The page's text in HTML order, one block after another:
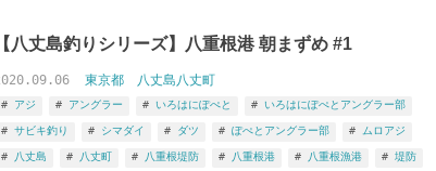
八丈島釣りシリーズ】八重根港 朝まずめ #1
東京都 八丈島八丈町
アジ アングラー いろはにぽぺと いろはにぽぺとアングラー部
サビキ釣り シマダイ ダツ ぽぺとアングラー部 ムロアジ
八丈島 八丈町 八重根堤防 八重根港 八重根漁港 堤防